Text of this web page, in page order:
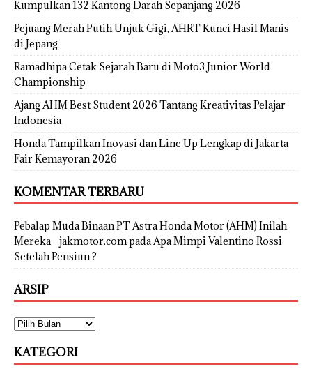
Kumpulkan 132 Kantong Darah Sepanjang 2026
Pejuang Merah Putih Unjuk Gigi, AHRT Kunci Hasil Manis
di Jepang
Ramadhipa Cetak Sejarah Baru di Moto3 Junior World
Championship
Ajang AHM Best Student 2026 Tantang Kreativitas Pelajar
Indonesia
Honda Tampilkan Inovasi dan Line Up Lengkap di Jakarta
Fair Kemayoran 2026
KOMENTAR TERBARU
Pebalap Muda Binaan PT Astra Honda Motor (AHM) Inilah
Mereka - jakmotor.compada Apa Mimpi Valentino Rossi
Setelah Pensiun ?
ARSIP
KATEGORI